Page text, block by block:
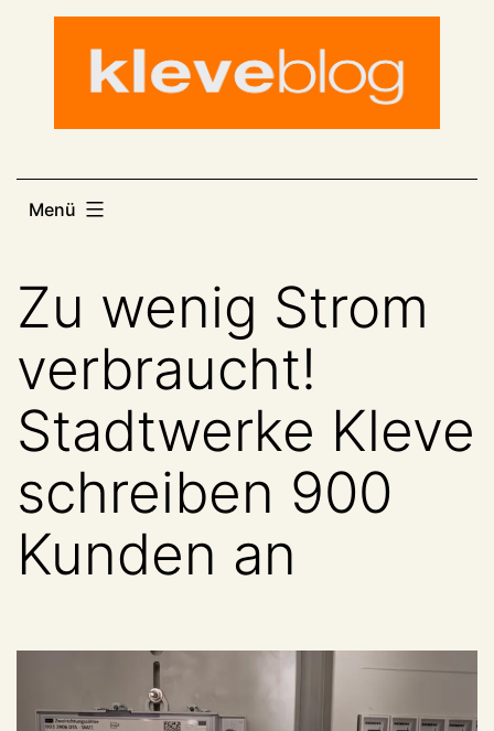
Menü
Zu wenig Strom
verbraucht!
Stadtwerke Kleve
schreiben 900
Kunden an